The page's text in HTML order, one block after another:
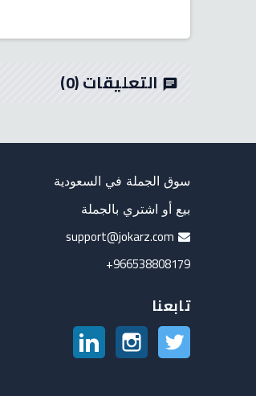
chat التعليقات(0)
سوق الجملة في السعودية
بيع أو اشتري بالجملة
support@jokarz.com
966538808179+
تابعنا
تويتر انستغرام